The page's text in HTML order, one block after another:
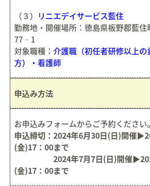
（３） リニエデイサービス藍住
勤務地・開催場所：徳島県板野郡藍
77‐1
対象職種： 介護職（初任者研修以上の
方）・看護師
申込み方法
お申込みフォームからご予約ください。
申込締切：2024年6月30日(日)開催
(金)17：00まで
2024年7月7日(日)開催
(金)17：00まで